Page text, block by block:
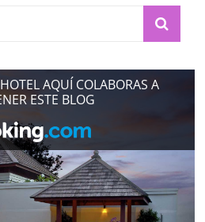
AQUÍ COLABORAS A
ESTE BLOG